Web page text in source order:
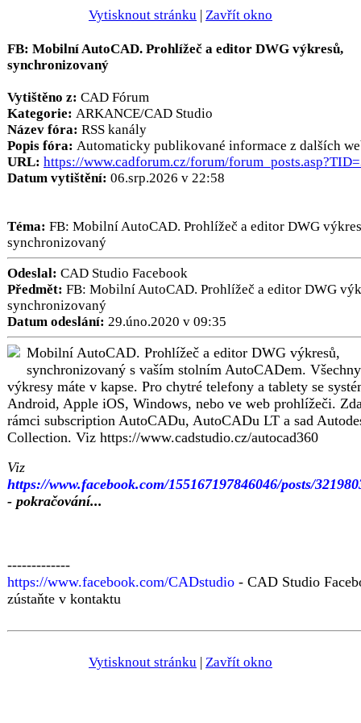
Vytisknout stránku | Zavřít okno
FB: Mobilní AutoCAD. Prohlížeč a editor DWG výkresů,
synchronizovaný
Vytištěno z: CAD Fórum
Kategorie: ARKANCE/CAD Studio
Název fóra: RSS kanály
Popis fóra: Automaticky publikované informace z dalších
URL: https://www.cadforum.cz/forum/
Datum vytištění: 06.srp.2026 v 22:58
Téma: FB: Mobilní AutoCAD. Prohlížeč a editor DWG
synchronizovaný
Odeslal: CAD Studio Facebook
Předmět: FB: Mobilní AutoCAD. Prohlížeč a editor DWG
synchronizovaný
Datum odeslání: 29.úno.2020 v 09:35
Mobilní AutoCAD. Prohlížeč a editor DWG výkresů,
synchronizovaný s vaším stolním AutoCADem.
výkresy máte v kapse. Pro chytré telefony a tablety se
Android, Apple iOS, Windows, nebo ve web prohlížeči.
rámci subscription AutoCADu, AutoCADu LT a sad
Collection. Viz https://www.cadstudio.cz/autocad360
Viz
https://www.facebook.com/155167197846046/posts/
- pokračování...
-------------
https://www.facebook.com/CADstudio - CAD Studio
zústaňte v kontaktu
Vytisknout stránku | Zavřít okno